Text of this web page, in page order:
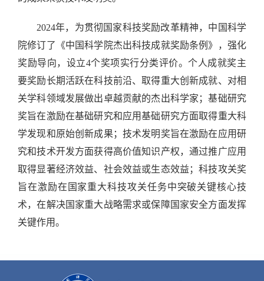
2024年，为贯彻国家科技奖励改革精神，中国科学
院修订了《中国科学院杰出科技成就奖励条例》，强化
奖励导向，设立4个奖项实行分类评价。个人成就奖主
要奖励长期活跃在科技前沿、取得重大创新成就、对相
关学科领域发展做出卓越贡献的杰出科学家；基础研究
奖旨在激励在基础研究和应用基础研究方面取得重大科
学发现和原始创新成果；技术发明奖旨在激励在应用研
究和技术开发方面获得高价值知识产权，通过推广应用
取得显著经济效益、社会效益或生态效益；科技攻关奖
旨在激励在国家重大科技攻关任务中突破关键核心技
术，在解决国家重大战略需求或保障国家安全方面发挥
关键作用。